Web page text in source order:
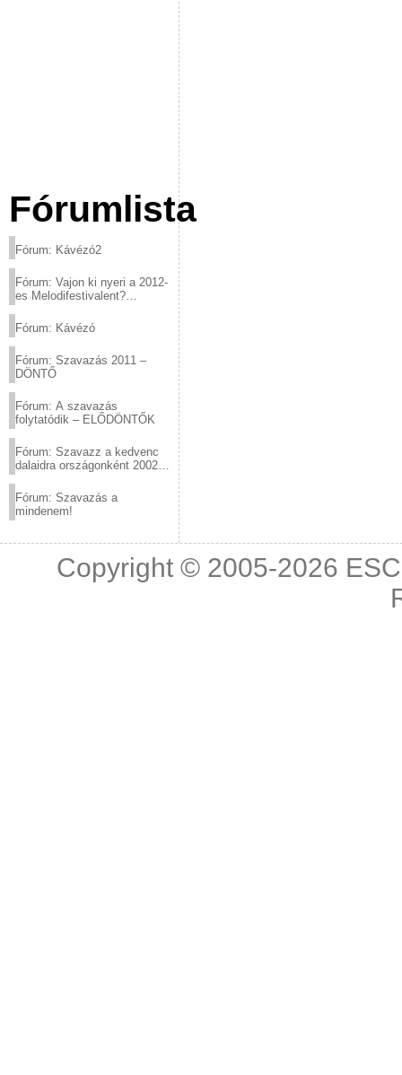
Fórumlista
Fórum: Kávézó2
Fórum: Vajon ki nyeri a 2012-
es Melodifestivalent?
Fórum: Kávézó
Fórum: Szavazás 2011 –
DÖNTŐ
Fórum: A szavazás
folytatódik – ELŐDÖNTŐK
Fórum: Szavazz a kedvenc
dalaidra országonként 2002
Fórum: Szavazás a
mindenem!
Copyright © 2005-2026